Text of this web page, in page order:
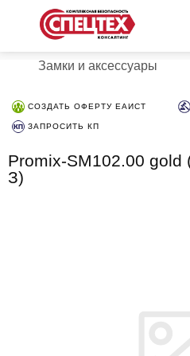
Замки и аксессуары
СОЗДАТЬ ОФЕРТУ ЕАИСТ
ЗАПРОСИТЬ КП
Promix-SM102.00
З)